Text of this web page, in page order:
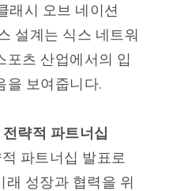
래시 오브 네이션
설계는 식스 네트워
포츠 산업에서의 입
을 보여줍니다.
략적 파트너십
파트너십 발표로
래 성장과 협력을 위